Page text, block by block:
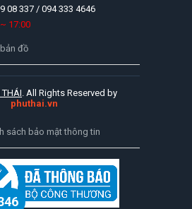
08 337 / 094 333 4646
17:00
đồ
THÁI. All Rights Reserved by
phuthai.vn
sách bảo mật thông tin